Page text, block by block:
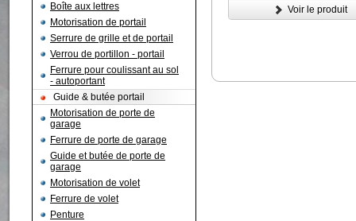
Boîte aux lettres
Motorisation de portail
Serrure de grille et de portail
Verrou de portillon - portail
Ferrure pour coulissant au sol
- autoportant
Guide & butée portail
Motorisation de porte de
garage
Ferrure de porte de garage
Guide et butée de porte de
garage
Motorisation de volet
Ferrure de volet
Penture
Voir le produit